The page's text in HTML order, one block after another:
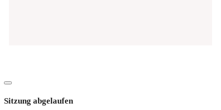
Dialog
Sitzung abgelaufen